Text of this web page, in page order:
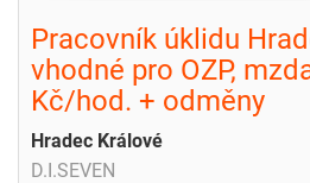
Pracovník úklidu
vhodné pro OZP,
Kč/hod. + odměny
Hradec Králové
D.I.SEVEN